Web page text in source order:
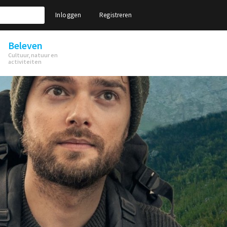
Inloggen Registreren
Beleven
Cultuur, natuur en
activiteiten